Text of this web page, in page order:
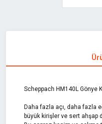
Scheppach HM140L Gönye
Daha fazla açı, daha fazla
büyük kirişler ve sert ahşap